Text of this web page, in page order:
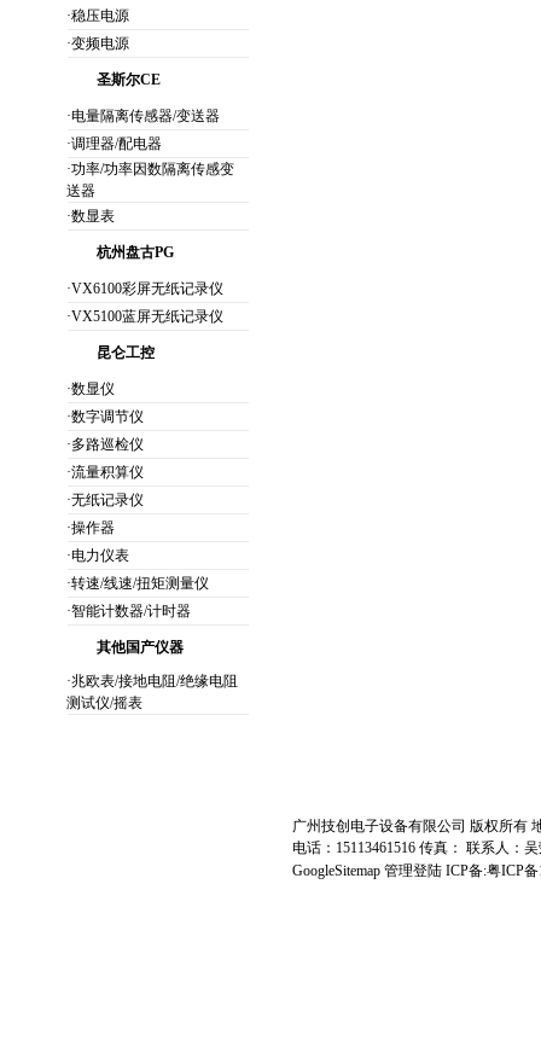
·稳压电源
·变频电源
圣斯尔CE
·电量隔离传感器/变送器
·调理器/配电器
·功率/功率因数隔离传感变
送器
·数显表
杭州盘古PG
·VX6100彩屏无纸记录仪
·VX5100蓝屏无纸记录仪
昆仑工控
·数显仪
·数字调节仪
·多路巡检仪
·流量积算仪
·无纸记录仪
·操作器
·电力仪表
·转速/线速/扭矩测量仪
·智能计数器/计时器
其他国产仪器
·兆欧表/接地电阻/绝缘电阻
测试仪/摇表
广州技创电子设备有限公司 版权所有
电话：15113461516 传真： 联系人：
GoogleSitemap 管理登陆 ICP备:粤ICP备